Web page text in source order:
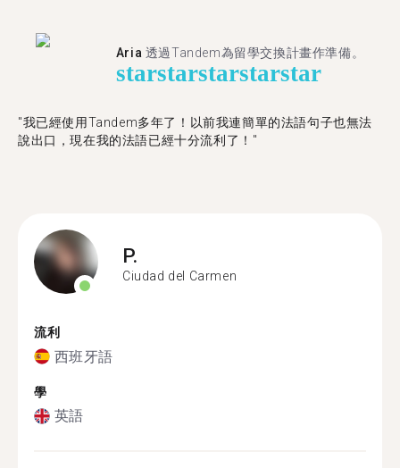
Aria 透過Tandem為留學交換計畫作準備。
starstarstarstarstar
"我已經使用Tandem多年了！以前我連簡單的法語句子也無法
說出口，現在我的法語已經十分流利了！"
P.
Ciudad del Carmen
流利
西班牙語
學
英語